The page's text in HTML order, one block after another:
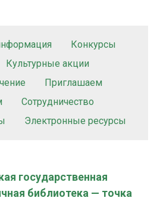
Конкурсы
Культурные акции
Приглашаем
Сотрудничество
Электронные ресурсы
государственная
библиотека — точка